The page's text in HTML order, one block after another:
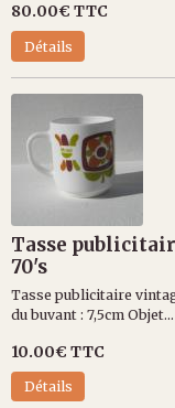
80.00€ TTC
Détails
Tasse
70's
Tasse publicitaire
du buvant : 7,5cm Objet...
10.00€ TTC
Détails